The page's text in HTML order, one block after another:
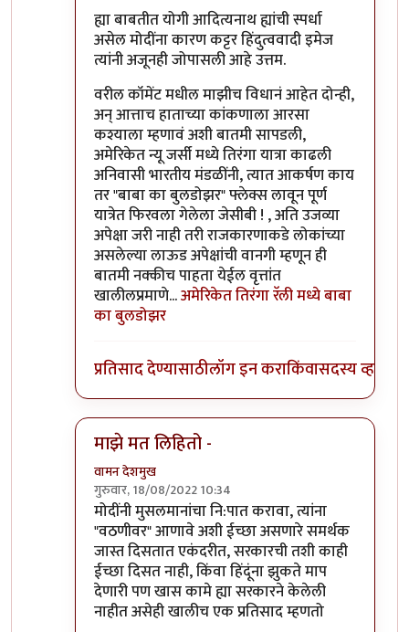
ह्या बाबतीत योगी आदित्यनाथ ह्यांची स्पर्धा
असेल मोदींना कारण कट्टर हिंदुत्ववादी इमेज
त्यांनी अजूनही जोपासली आहे उत्तम.
वरील कॉमेंट मधील माझीच विधानं आहेत दोन्ही,
अन् आत्ताच हाताच्या कांकणाला आरसा
कश्याला म्हणावं अशी बातमी सापडली,
अमेरिकेत न्यू जर्सी मध्ये तिरंगा यात्रा काढली
अनिवासी भारतीय मंडळींनी, त्यात आकर्षण काय
तर "बाबा का बुलडोझर" फ्लेक्स लावून पूर्ण
यात्रेत फिरवला गेलेला जेसीबी ! , अति उजव्या
अपेक्षा जरी नाही तरी राजकारणाकडे लोकांच्या
असलेल्या लाऊड अपेक्षांची वानगी म्हणून ही
बातमी नक्कीच पाहता येईल वृत्तांत
खालीलप्रमाणे...अमेरिकेत तिरंगा रॅली मध्ये बाबा
का बुलडोझर
प्रतिसाद देण्यासाठीलॉग इन कराकिंवासदस्य व्हा
माझे मत लिहितो -
वामन देशमुख
गुरुवार, 18/08/2022 10:34
In reply toनाराजी पसरायची ती पसरणारच साहेब
मोदींनी मुसलमानांचा नि:पात करावा, त्यांना
"वठणीवर" आणावे अशी ईच्छा असणारे समर्थक
जास्त दिसतात एकंदरीत, सरकारची तशी काही
ईच्छा दिसत नाही, किंवा हिंदूंना झुकते माप
देणारी पण खास कामे ह्या सरकारने केलेली
नाहीत असेही खालीच एक प्रतिसाद म्हणतो